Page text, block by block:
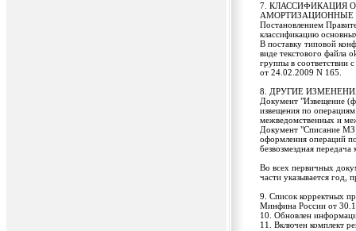
7. КЛАССИФИКАЦИЯ
АМОРТИЗАЦИОННЫЕ
Постановлением
классификацию
В поставку типовой
виде текстового файла
группы в соответствии
от 24.02.2009 N 165.
8. ДРУГИЕ
Документ "Извещение
извещения по
межведомственных и
Документ "Списание МЗ
оформления операций
безвозмездная
Во всех первичных
части указывается год,
9. Список корректных
Минфина России от
10. Обновлен
11. Включен комплект